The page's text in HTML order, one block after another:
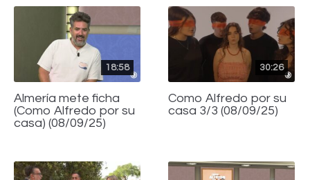
18:58
Almería mete ficha
(Como Alfredo por su
casa) (08/09/25)
30:26
Como Alfredo por su
casa 3/3 (08/09/25)